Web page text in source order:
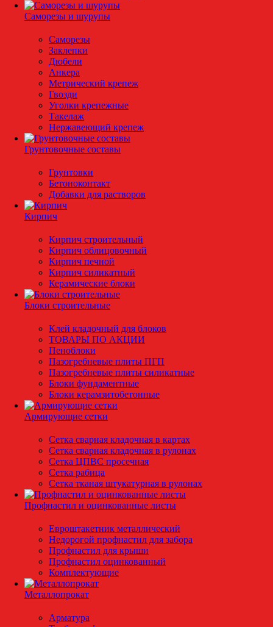
Саморезы и шурупы
Саморезы
Заклепки
Дюбели
Анкера
Метрический крепеж
Гвозди
Уголки крепежные
Такелаж
Нержавеющий крепеж
Грунтовочные составы
Грунтовки
Бетоноконтакт
Добавки для растворов
Кирпич
Кирпич строительный
Кирпич облицовочный
Кирпич печной
Кирпич силикатный
Керамические блоки
Блоки строительные
Клей кладочный для блоков
ТОВАРЫ ПО АКЦИИ
Пеноблоки
Пазогребневые плиты ПГП
Пазогребневые плиты силикатные
Блоки фундаментные
Блоки керамзитобетонные
Армирующие сетки
Сетка сварная кладочная в картах
Сетка сварная кладочная в рулонах
Сетка ЦПВС просечная
Сетка рабица
Сетка тканая штукатурная в рулонах
Профнастил и оцинкованные листы
Евроштакетник металлический
Недорогой профнастил для забора
Профнастил для крыши
Профнастил оцинкованный
Комплектующие
Металлопрокат
Арматура